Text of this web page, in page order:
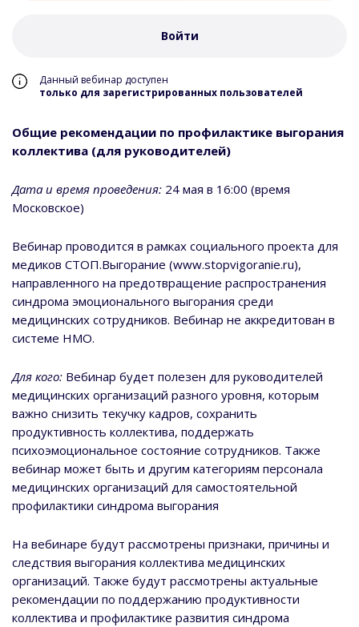
Войти
Данный вебинар доступен
только для зарегистрированных пользователей
Общие рекомендации по профилактике выгорания
коллектива (для руководителей)
Дата и время проведения: 24 мая в 16:00 (время
Московское)
Вебинар проводится в рамках социального проекта для
медиков СТОП.Выгорание (www.stopvigoranie.ru),
направленного на предотвращение распространения
синдрома эмоционального выгорания среди
медицинских сотрудников. Вебинар не аккредитован в
системе НМО.
Для кого: Вебинар будет полезен для руководителей
медицинских организаций разного уровня, которым
важно снизить текучку кадров, сохранить
продуктивность коллектива, поддержать
психоэмоциональное состояние сотрудников. Также
вебинар может быть и другим категориям персонала
медицинских организаций для самостоятельной
профилактики синдрома выгорания
На вебинаре будут рассмотрены признаки, причины и
следствия выгорания коллектива медицинских
организаций. Также будут рассмотрены актуальные
рекомендации по поддержанию продуктивности
коллектива и профилактике развития синдрома